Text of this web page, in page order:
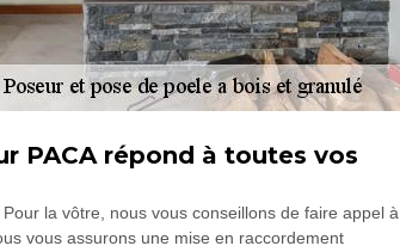
PACA répond à toutes vos
la vôtre, nous vous conseillons de faire appel à
vous assurons une mise en raccordement